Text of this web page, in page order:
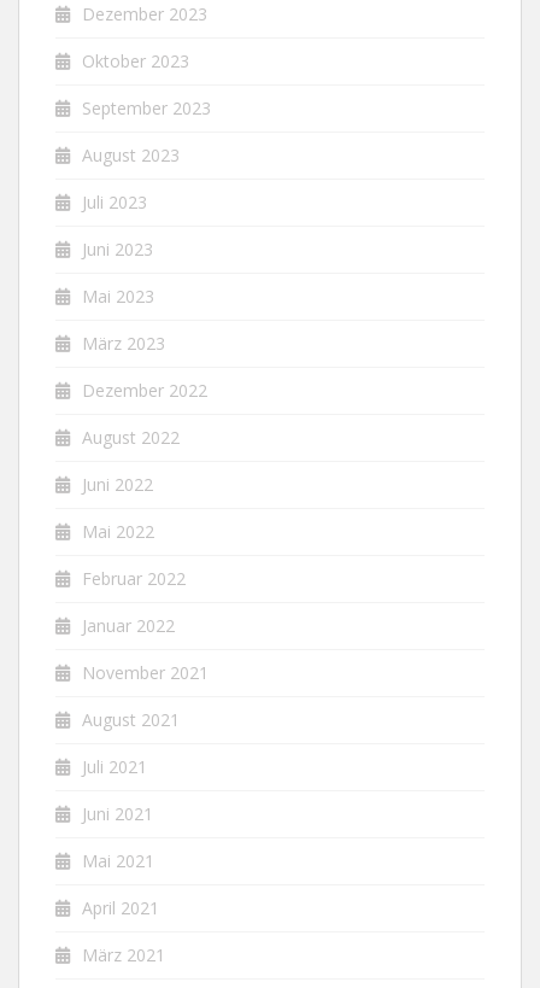
Dezember 2023
Oktober 2023
September 2023
August 2023
Juli 2023
Juni 2023
Mai 2023
März 2023
Dezember 2022
August 2022
Juni 2022
Mai 2022
Februar 2022
Januar 2022
November 2021
August 2021
Juli 2021
Juni 2021
Mai 2021
April 2021
März 2021